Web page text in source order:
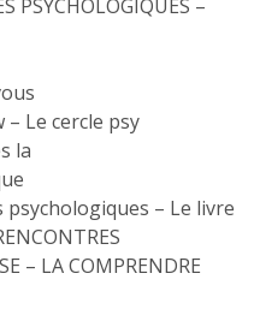
PSYCHOLOGIQUES –
Le cercle psy
la
psychologiques – Le livre
– LA COMPRENDRE